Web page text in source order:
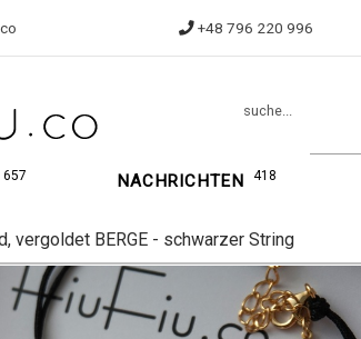
+48 796 220 996
suche...
657 NACHRICHTEN 418
vergoldet BERGE - schwarzer String